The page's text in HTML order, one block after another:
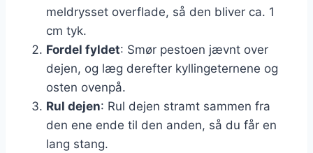
meldrysset overflade, så den bliver ca. 1
cm tyk.
Fordel fyldet: Smør pestoen jævnt over
dejen, og læg derefter kyllingeternene og
osten ovenpå.
Rul dejen: Rul dejen stramt sammen fra
den ene ende til den anden, så du får en
lang stang.